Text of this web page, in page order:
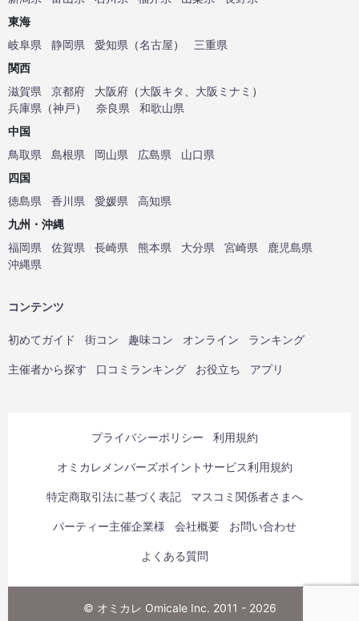
東海
岐阜県
静岡県 愛知県 （名古屋）
三重県
関西
滋賀県
京都府 大阪府 （大阪キタ 大阪ミナミ ）
兵庫県 （神戸） 奈良県
和歌山県
中国
鳥取県
島根県 岡山県 広島県
山口県
四国
徳島県
香川県 愛媛県
高知県
九州・沖縄
福岡県
佐賀県 長崎県 熊本県 大分県 宮崎県
鹿児島県
沖縄県
コンテンツ
初めてガイド 街コン 趣味コン オンライン ランキング
主催者から探す 口コミランキング お役立ち アプリ
プライバシーポリシー 利用規約
オミカレメンバーズポイントサービス利用規約
特定商取引法に基づく表記 マスコミ関係者さまへ
パーティー主催企業様 会社概要 お問い合わせ
よくある質問
© オミカレ Omicale Inc. 2011 - 2026